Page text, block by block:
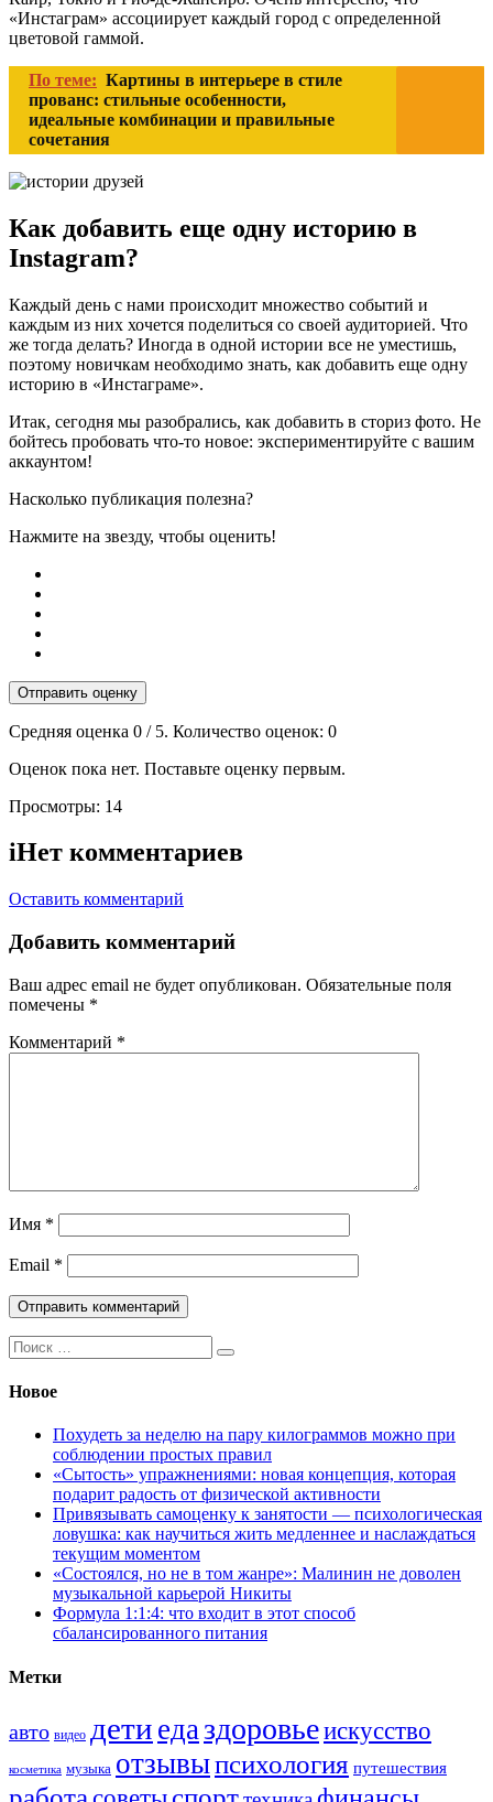
«Инстаграм» ассоциирует каждый город с определенной
цветовой гаммой.
По теме: Картины в интерьере в стиле
прованс: стильные особенности,
идеальные комбинации и правильные
сочетания
Как добавить еще одну историю в
Instagram?
Каждый день с нами происходит множество событий и
каждым из них хочется поделиться со своей аудиторией. Что
же тогда делать? Иногда в одной истории все не уместишь,
поэтому новичкам необходимо знать, как добавить еще одну
историю в «Инстаграме».
Итак, сегодня мы разобрались, как добавить в сториз фото. Не
бойтесь пробовать что-то новое: экспериментируйте с вашим
аккаунтом!
Насколько публикация полезна?
Нажмите на звезду, чтобы оценить!
Отправить оценку
Средняя оценка 0 / 5. Количество оценок: 0
Оценок пока нет. Поставьте оценку первым.
Просмотры: 14
iНет комментариев
Оставить комментарий
Добавить комментарий
Ваш адрес email не будет опубликован. Обязательные поля
помечены *
Комментарий *
Имя *
Email *
Поиск:
Новое
Похудеть за неделю на пару килограммов можно при
соблюдении простых правил
«Сытость» упражнениями: новая концепция, которая
подарит радость от физической активности
Привязывать самоценку к занятости — психологическая
ловушка: как научиться жить медленнее и наслаждаться
текущим моментом
«Состоялся, но не в том жанре»: Малинин не доволен
музыкальной карьерой Никиты
Формула 1:1:4: что входит в этот способ
сбалансированного питания
Метки
авто видео дети еда здоровьеискусство
косметика музыка отзывыпсихология путешествия